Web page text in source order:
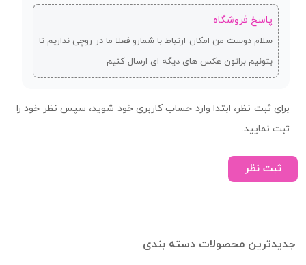
پاسخ فروشگاه
سلام دوست من امکان ارتباط با شمارو فعلا ما در روچی نداریم تا
بتونیم براتون عکس های دیگه ای ارسال کنیم
برای ثبت نظر، ابتدا وارد حساب کاربری خود شوید، سپس نظر خود را
ثبت نمایید.
ثبت نظر
جدیدترین محصولات دسته بندی